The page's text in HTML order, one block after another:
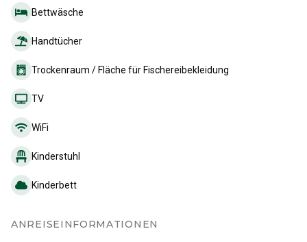
Bettwäsche
Handtücher
Trockenraum / Fläche für Fischereibekleidung
TV
WiFi
Kinderstuhl
Kinderbett
ANREISEINFORMATIONEN